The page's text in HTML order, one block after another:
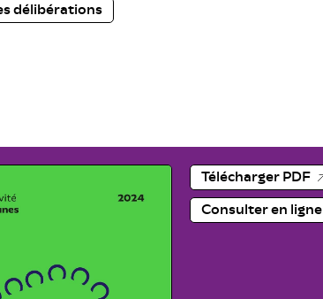
délibérations
Télécharger PDF
Consulter en ligne